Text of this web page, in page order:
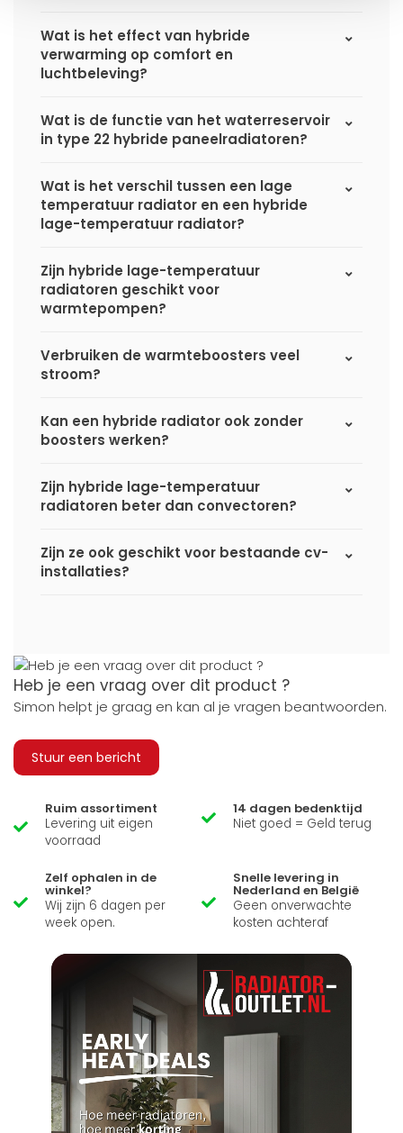
Wat is het effect van hybride
verwarming op comfort en
luchtbeleving?
Wat is de functie van het waterreservoir
in type 22 hybride paneelradiatoren?
Wat is het verschil tussen een lage
temperatuur radiator en een hybride
lage-temperatuur radiator?
Zijn hybride lage-temperatuur
radiatoren geschikt voor
warmtepompen?
Verbruiken de warmteboosters veel
stroom?
Kan een hybride radiator ook zonder
boosters werken?
Zijn hybride lage-temperatuur
radiatoren beter dan convectoren?
Zijn ze ook geschikt voor bestaande cv-
installaties?
Heb je een vraag over dit product ?
Simon helpt je graag en kan al je vragen beantwoorden.
Stuur een bericht
Ruim assortiment
Levering uit eigen
voorraad
14 dagen bedenktijd
Niet goed = Geld terug
Zelf ophalen in de
winkel?
Wij zijn 6 dagen per
week open.
Snelle levering in
Nederland en België
Geen onverwachte
kosten achteraf